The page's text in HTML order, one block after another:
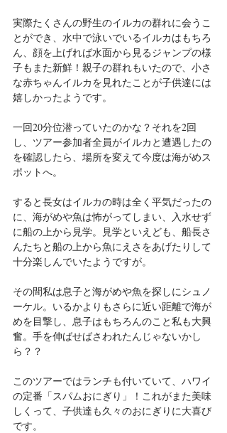
実際たくさんの野生のイルカの群れに会うこ
とができ、水中で泳いでいるイルカはもちろ
ん、顔を上げれば水面から見るジャンプの様
子もまた新鮮！親子の群れもいたので、小さ
な赤ちゃんイルカを見れたことが子供達には
嬉しかったようです。
一回20分位潜っていたのかな？それを2回
し、ツアー参加者全員がイルカと遭遇したの
を確認したら、場所を変えて今度は海がめス
ポットへ。
すると長女はイルカの時は全く平気だったの
に、海がめや魚は怖がってしまい、入水せず
に船の上から見学。見学といえども、船長さ
んたちと船の上から魚にえさをあげたりして
十分楽しんでいたようですが。
その間私は息子と海がめや魚を探しにシュノ
ーケル。いるかよりもさらに近い距離で海が
めを目撃し、息子はもちろんのこと私も大興
奮。手を伸ばせばさわれたんじゃないかし
ら？？
このツアーではランチも付いていて、ハワイ
の定番「スパムおにぎり」！これがまた美味
しくって、子供達も久々のおにぎりに大喜び
です。